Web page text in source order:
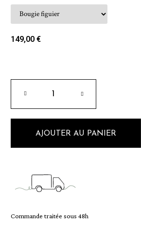
149,00 €
AJOUTER AU PANIER
Commande traitée sous 48h